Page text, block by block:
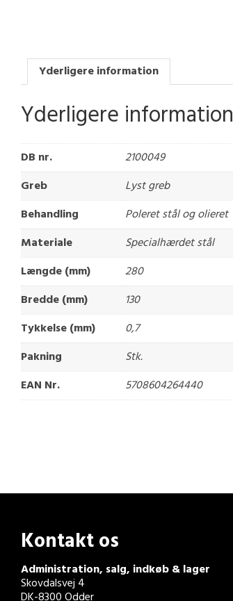
Yderligere information
Yderligere information
DB nr.
2100049
Greb
Lyst greb
Behandling
Poleret stål og olieret
Materiale
Specialhærdet stål
Længde (mm)
280
Bredde (mm)
130
Tykkelse (mm)
0,7
Pakning
Stk.
EAN Nr.
5708604264440
Kontakt os
Administration, salg, indkøb & lager
Skovdalsvej 4
DK-8300 Odder